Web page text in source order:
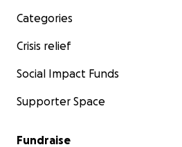
Categories
Crisis relief
Social Impact Funds
Supporter Space
Fundraise